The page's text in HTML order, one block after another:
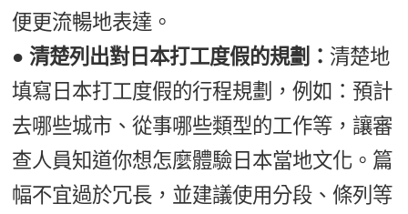
便更流暢地表達。
● 清楚列出對日本打工度假的規劃： 清楚地
填寫日本打工度假的行程規劃，例如：預計
去哪些城市、從事哪些類型的工作等，讓審
查人員知道你想怎麼體驗日本當地文化。篇
幅不宜過於冗長，並建議使用分段、條列等